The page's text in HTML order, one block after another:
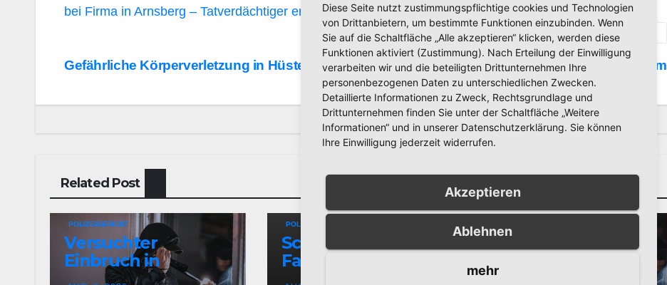
bei Firma in Arnsberg – Tatverdächtiger ermittelt
Beitragsnavigation Einbruch in Neheim
Gefährliche Körperverletzung in Hüsten
Related Post
POLIZEIBERICHT
Versuchter
Einbruch in
Mehrfamilienhaus
POLIZEIBERICHT
Schwerer
Fahrradunfall in Alt-
Arnsberg: Polizei
Einbruch in
Diese Seite nutzt zustimmungspflichtige cookies und Technologien
von Drittanbietern, um bestimmte Funktionen einzubinden. Wenn
Sie auf die Schaltfläche „Alle akzeptieren“ klicken, werden diese
Funktionen aktiviert (Zustimmung). Nach Erteilung der Einwilligung
verarbeiten wir und die beteiligten Drittunternehmen Ihre
personenbezogenen Daten zu unterschiedlichen Zwecken.
Detaillierte Informationen zu Zweck, Rechtsgrundlage und
Drittunternehmen finden Sie unter der Schaltfläche „Weitere
Informationen“ und in unserer Datenschutzerklärung. Sie können
Ihre Einwilligung jederzeit widerrufen.
Akzeptieren
Ablehnen
mehr